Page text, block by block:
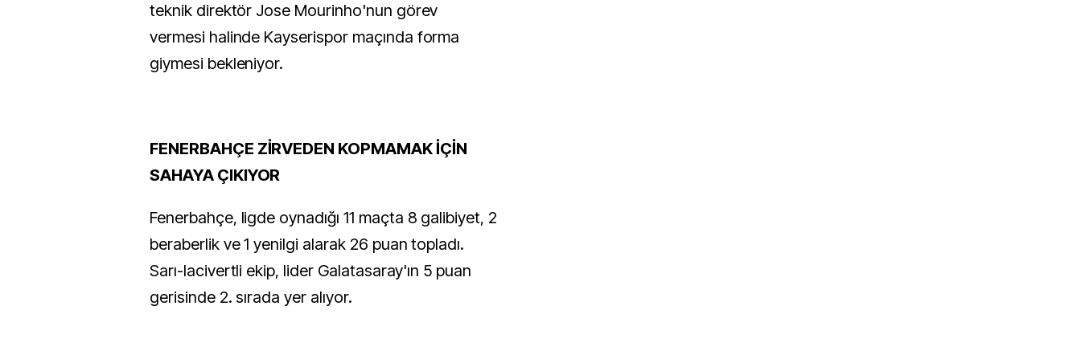
teknik direktör Jose Mourinho'nun görev
vermesi halinde Kayserispor maçında forma
giymesi bekleniyor.
FENERBAHÇE ZİRVEDEN KOPMAMAK İÇİN
SAHAYA ÇIKIYOR
Fenerbahçe, ligde oynadığı 11 maçta 8 galibiyet, 2
beraberlik ve 1 yenilgi alarak 26 puan topladı.
Sarı-lacivertli ekip, lider Galatasaray'ın 5 puan
gerisinde 2. sırada yer alıyor.